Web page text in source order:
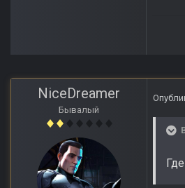
NiceDreamer
Бывалый